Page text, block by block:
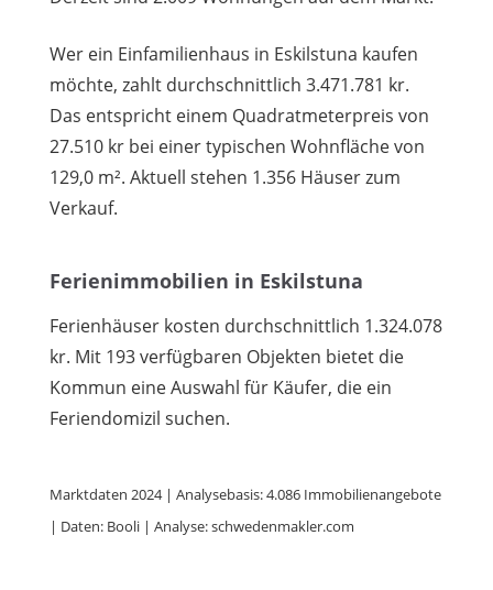
Wer ein Einfamilienhaus in Eskilstuna kaufen
möchte, zahlt durchschnittlich 3.471.781 kr.
Das entspricht einem Quadratmeterpreis von
27.510 kr bei einer typischen Wohnfläche von
129,0 m². Aktuell stehen 1.356 Häuser zum
Verkauf.
Ferienimmobilien in Eskilstuna
Ferienhäuser kosten durchschnittlich 1.324.078
kr. Mit 193 verfügbaren Objekten bietet die
Kommun eine Auswahl für Käufer, die ein
Feriendomizil suchen.
Marktdaten 2024 | Analysebasis: 4.086 Immobilienangebote
| Daten: Booli | Analyse: schwedenmakler.com